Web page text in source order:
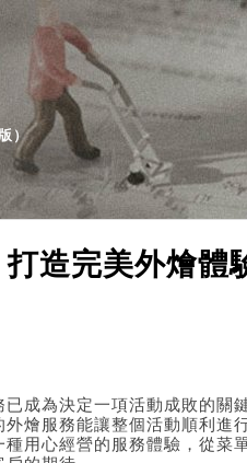
）
打造完美外燴體
成為決定一項活動成敗的關
外燴服務能讓整個活動順利進
種用心經營的服務體驗，從菜